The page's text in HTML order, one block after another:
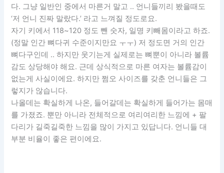
다. 그냥 일반인 중에서 마른거 말고 .. 언니들끼리 봤을때도
‘저 언니 진짜 말랐다.’ 라고 느껴질 정도로요.
자기 키에서 118~120 정도 뺀 숫자, 일명 키빼몸이라고 하죠.
(정말 인간 뼈다귀 수준이지만요 ㅜㅜ) 저 정도면 거의 인간
뼈다구인데 .. 하지만 웃기는게 실제로는 뼈뿐이 아니라 볼륨
감도 상당해야 해요. 근데 상식적으로 마른 여자는 볼륨감이
없는게 사실이에요. 하지만 쩜오 사이즈를 갖춘 언니들은 그
렇지가 않습니다.
나올데는 확실하게 나온, 들어갈데는 확실하게 들어가는 몸매
를 가졌죠. 뿐만 아니라 전체적으로 여리여리한 느낌에 + 팔
다리가 길죽길죽한 느낌을 많이 가지고 있답니다. 언니들 대
부분 비율이 좋은 편이에요.